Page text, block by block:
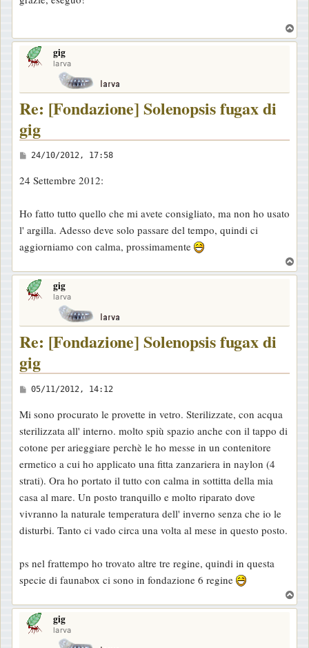
s
a
g
g
o
o
gig
larva
Re: [Fondazione] Solenopsis fugax di
gig
M
s
a
g
g
i
o
24/10/2012, 17:58
24 Settembre 2012:
Ho fatto tutto quello che mi avete consigliato, ma non ho usato
l' argilla. Adesso deve solo passare del tempo, quindi ci
aggiorniamo con calma, prossimamente
o
gig
larva
Re: [Fondazione] Solenopsis fugax di
gig
M
s
s
a
g
g
i
o
05/11/2012, 14:12
Mi sono procurato le provette in vetro. Sterilizzate, con acqua
sterilizzata all' interno. molto spiù spazio anche con il tappo di
cotone per arieggiare perchè le ho messe in un contenitore
ermetico a cui ho applicato una fitta zanzariera in naylon (4
strati). Ora ho portato il tutto con calma in sottitta della mia
casa al mare. Un posto tranquillo e molto riparato dove
vivranno la naturale temperatura dell' inverno senza che io le
disturbi. Tanto ci vado circa una volta al mese in questo posto.
ps nel frattempo ho trovato altre tre regine, quindi in questa
specie di faunabox ci sono in fondazione 6 regine
o
gig
larva